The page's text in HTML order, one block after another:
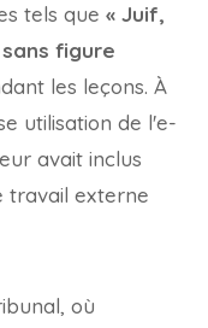
tels que « Juif,
figure
les leçons. À
utilisation de l'e-
avait inclus
travail externe
où